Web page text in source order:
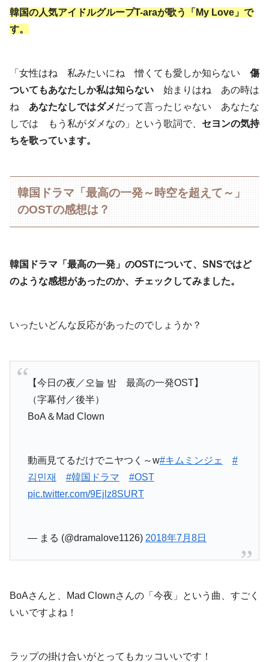
韓国の人気アイドルグループT-araが歌う「My Love」で
す。
「女性はね 私みたいにね 憎くても愛しか知らない 傷
ついてもあなたしか私は知らない 始まりはね あの時は
ね あなたなしではダメだって言ったじゃない あなたな
しでは もう私がダメなの」という歌詞で、 セヨンの気持
ちを歌っています。
韓国ドラマ「最高の一発～時空を超えて～」
のOSTの感想は？
韓国ドラマ「最高の一発」のOSTについて、SNSではど
のような感想があったのか、チェックしてみました。
いったいどんな反応があったのでしょうか？
【今日の夜／오늘 밤 最高の一発OST】
（字幕付／後半）
BoA＆Mad Clown
動画見てるだけでニヤつく～w#キムミンジェ
#
김민재
#韓国ドラマ
#OST
pic.twitter.com/9Ejlz8SURT
— まる (@dramalove1126) 2018年7月8日
BoAさんと、Mad Clownさんの「今夜」という曲、すごく
いいですよね！
ラップの掛け合いがとってもカッコいいです！